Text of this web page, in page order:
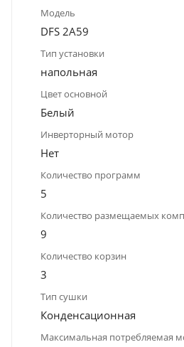
Модель
DFS 2A59
Тип установки
напольная
Цвет основной
Белый
Инверторный мотор
Нет
Количество программ
5
Количество размещаемых
9
Количество корзин
3
Тип сушки
Конденсационная
Максимальная потребляемая